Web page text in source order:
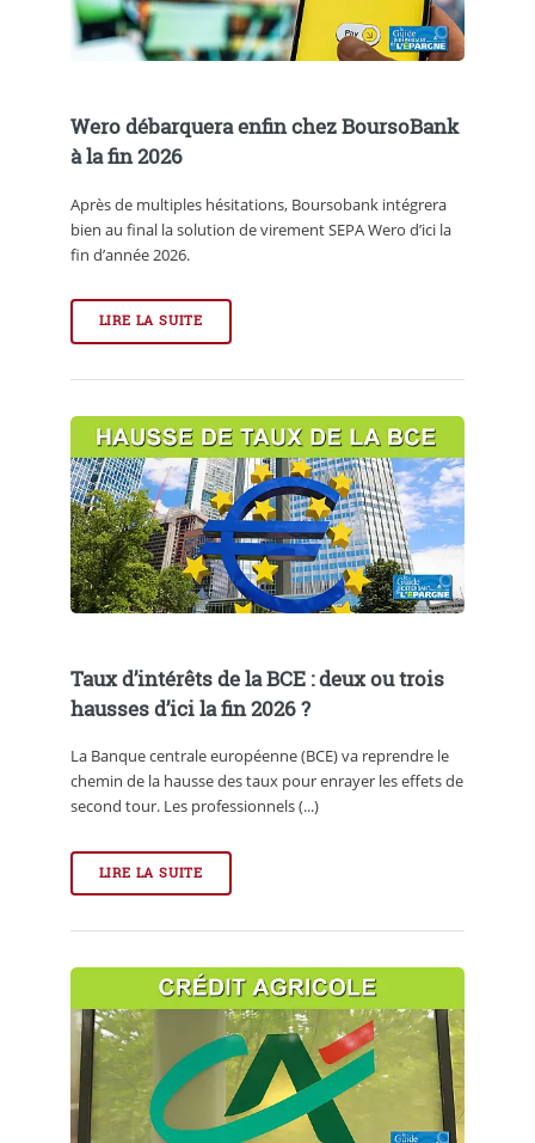
Wero débarquera enfin chez BoursoBank
à la fin 2026
Après de multiples hésitations, Boursobank intégrera
bien au final la solution de virement SEPA Wero d’ici la
fin d’année 2026.
LIRE LA SUITE
Taux d’intérêts de la BCE : deux ou trois
hausses d’ici la fin 2026 ?
La Banque centrale européenne (BCE) va reprendre le
chemin de la hausse des taux pour enrayer les effets de
second tour. Les professionnels (...)
LIRE LA SUITE